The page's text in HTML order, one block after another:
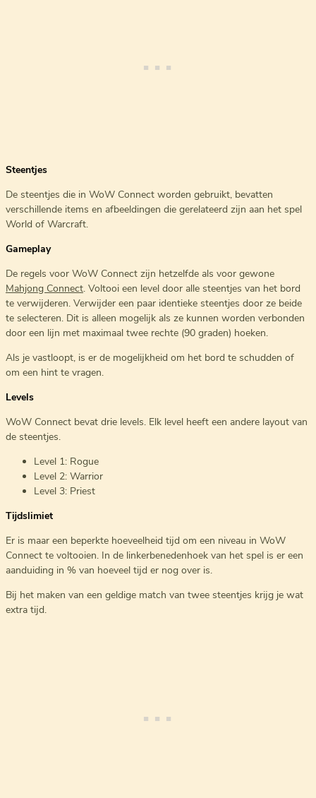
Steentjes
De steentjes die in WoW Connect worden gebruikt, bevatten
verschillende items en afbeeldingen die gerelateerd zijn aan het spel
World of Warcraft.
Gameplay
De regels voor WoW Connect zijn hetzelfde als voor gewone
Mahjong Connect. Voltooi een level door alle steentjes van het bord
te verwijderen. Verwijder een paar identieke steentjes door ze beide
te selecteren. Dit is alleen mogelijk als ze kunnen worden verbonden
door een lijn met maximaal twee rechte (90 graden) hoeken.
Als je vastloopt, is er de mogelijkheid om het bord te schudden of
om een hint te vragen.
Levels
WoW Connect bevat drie levels. Elk level heeft een andere layout van
de steentjes.
Level 1: Rogue
Level 2: Warrior
Level 3: Priest
Tijdslimiet
Er is maar een beperkte hoeveelheid tijd om een niveau in WoW
Connect te voltooien. In de linkerbenedenhoek van het spel is er een
aanduiding in % van hoeveel tijd er nog over is.
Bij het maken van een geldige match van twee steentjes krijg je wat
extra tijd.